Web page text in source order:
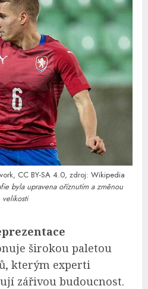
CC BY-SA 4.0, zdroj: Wikipedia
byla upravena oříznutím a změnou
velikosti
širokou paletou
kterým experti
zářivou budoucnost.